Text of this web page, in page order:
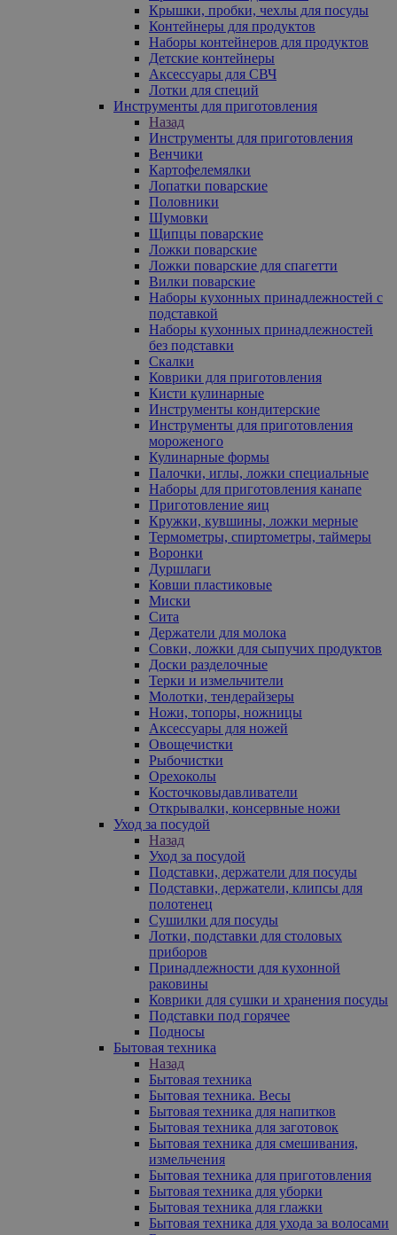
Крышки, пробки, чехлы для посуды
Контейнеры для продуктов
Наборы контейнеров для продуктов
Детские контейнеры
Аксессуары для СВЧ
Лотки для специй
Инструменты для приготовления
Назад
Инструменты для приготовления
Венчики
Картофелемялки
Лопатки поварские
Половники
Шумовки
Щипцы поварские
Ложки поварские
Ложки поварские для спагетти
Вилки поварские
Наборы кухонных принадлежностей с
подставкой
Наборы кухонных принадлежностей
без подставки
Скалки
Коврики для приготовления
Кисти кулинарные
Инструменты кондитерские
Инструменты для приготовления
мороженого
Кулинарные формы
Палочки, иглы, ложки специальные
Наборы для приготовления канапе
Приготовление яиц
Кружки, кувшины, ложки мерные
Термометры, спиртометры, таймеры
Воронки
Дуршлаги
Ковши пластиковые
Миски
Сита
Держатели для молока
Совки, ложки для сыпучих продуктов
Доски разделочные
Терки и измельчители
Молотки, тендерайзеры
Ножи, топоры, ножницы
Аксессуары для ножей
Овощечистки
Рыбочистки
Орехоколы
Косточковыдавливатели
Открывалки, консервные ножи
Уход за посудой
Назад
Уход за посудой
Подставки, держатели для посуды
Подставки, держатели, клипсы для
полотенец
Сушилки для посуды
Лотки, подставки для столовых
приборов
Принадлежности для кухонной
раковины
Коврики для сушки и хранения посуды
Подставки под горячее
Подносы
Бытовая техника
Назад
Бытовая техника
Бытовая техника. Весы
Бытовая техника для напитков
Бытовая техника для заготовок
Бытовая техника для смешивания,
измельчения
Бытовая техника для приготовления
Бытовая техника для уборки
Бытовая техника для глажки
Бытовая техника для ухода за волосами